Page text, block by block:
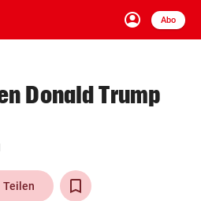
account_circle
Anmelden
Abo
close Schließen
arrow_right
Donald Trump
Teilen